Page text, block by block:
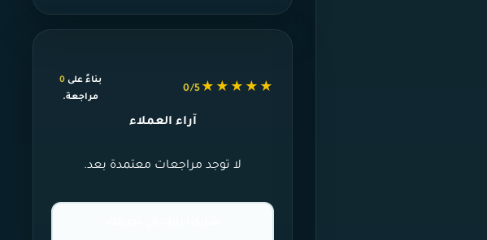
★★★★★
0/5
بناءً على 0
مراجعة.
آراء العملاء
لا توجد مراجعات معتمدة بعد.